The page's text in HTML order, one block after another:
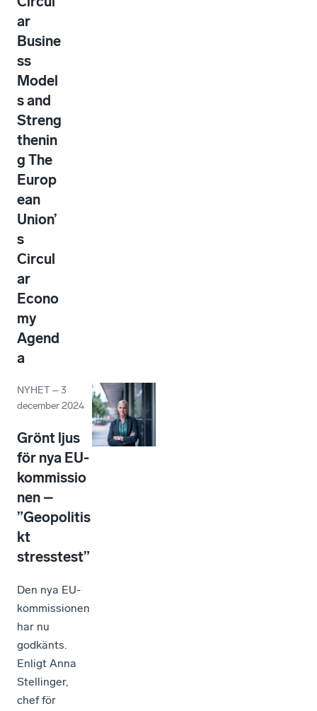
ar
Busine
ss
Model
s and
Streng
thenin
g The
Europ
ean
Union’
s
Circul
ar
Econo
my
Agend
a
NYHET –3
december 2024
Grönt ljus
för nya EU-
kommissio
nen –
”Geopolitis
kt
stresstest”
Den nya EU-
kommissionen
har nu
godkänts.
Enligt Anna
Stellinger,
chef för